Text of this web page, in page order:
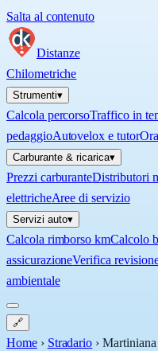
Salta al contenuto
Distanze
Chilometriche
Strumenti▾
Calcola percorsoTraffico in
pedaggioAutovelox e tutor
Carburante & ricarica▾
Prezzi carburanteDistributori
elettricheAree di servizio
Servizi auto▾
Calcola rimborso kmCalcolo
assicurazioneVerifica
ambientale
🔗
Home › Stradario ›Martiniana